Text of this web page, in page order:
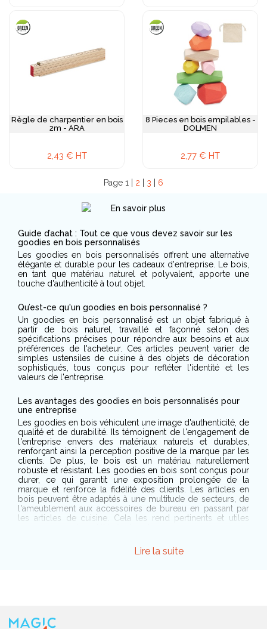
Règle de charpentier en bois
2m - ARA
2,43 € HT
8 Pieces en bois empilables -
DOLMEN
2,77 € HT
Page 1 | 2 3 6
Lire la suite
Guide d’achat : Tout ce que vous devez savoir sur les
goodies en bois personnalisés
Les goodies en bois personnalisés offrent une alternative
élégante et durable pour les cadeaux d'entreprise. Le bois,
en tant que matériau naturel et polyvalent, apporte une
touche d'authenticité à tout objet.
Qu’est-ce qu'un goodies en bois personnalisé ?
Un goodies en bois personnalisé est un objet fabriqué à
partir de bois naturel, travaillé et façonné selon des
spécifications précises pour répondre aux besoins et aux
préférences de l'acheteur. Ces articles peuvent varier de
simples ustensiles de cuisine à des objets de décoration
sophistiqués, tous conçus pour refléter l'identité et les
valeurs de l'entreprise.
Les avantages des goodies en bois personnalisés pour
une entreprise
Les goodies en bois véhiculent une image d'authenticité, de
qualité et de durabilité. Ils témoignent de l'engagement de
l'entreprise envers des matériaux naturels et durables,
renforçant ainsi la perception positive de la marque par les
clients. De plus, le bois est un matériau naturellement
robuste et résistant. Les goodies en bois sont conçus pour
durer, ce qui garantit une exposition prolongée de la
marque et renforce la fidélité des clients. Les articles en
bois peuvent être adaptés à une multitude de secteurs, de
l'ameublement aux accessoires de bureau en passant par
les articles de cuisine. Cela les rend pertinents et utiles
Les critères essentiels à prendre en compte pour choisir
résistance du goodies. Si l'objet est destiné à être manipulé